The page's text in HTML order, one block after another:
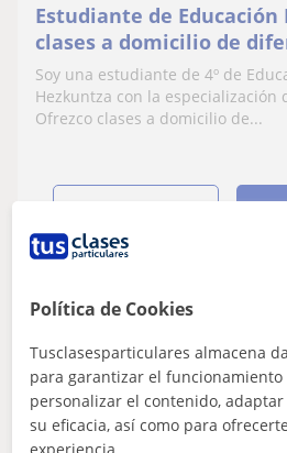
Estudiante de
clases a domicilio de
(Primaria-ESO)
Soy una estudiante de 4º de
Hezkuntza con la especialización
Ofrezco clases a domicilio de...
10€/h
Marin
Donostia-San Sebastián, Astig...
Política de Cookies
Tusclasesparticulares almacena
para garantizar el funcionamiento
personalizar el contenido,
su eficacia, así como para
experiencia.